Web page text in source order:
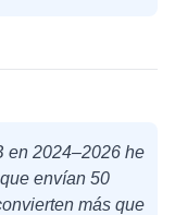
en 2024–2026 he
envían 50
más que